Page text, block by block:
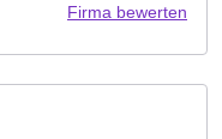
Firma bewerten